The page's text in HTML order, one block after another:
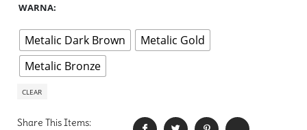
WARNA
Metalic Dark Brown
Metalic Gold
Metalic Bronze
CLEAR
Share This Items: